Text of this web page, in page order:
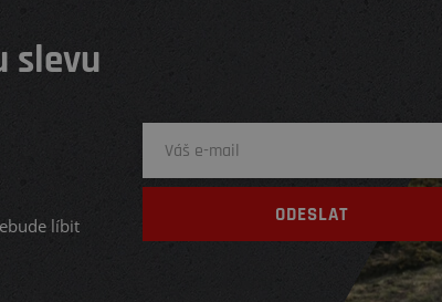
slevu
líbit